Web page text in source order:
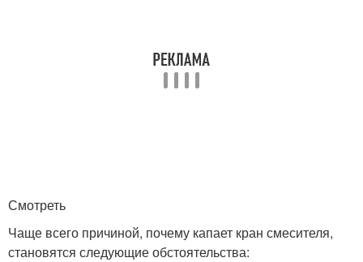
Смотреть
Чаще всего причиной, почему капает кран смесителя,
становятся следующие обстоятельства: